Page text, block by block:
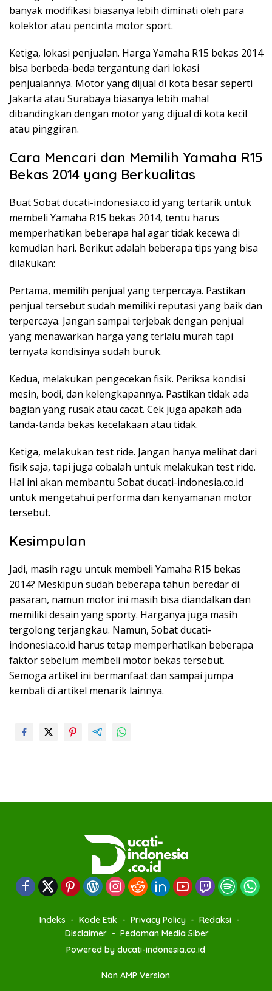
banyak modifikasi biasanya lebih diminati oleh para
kolektor atau pencinta motor sport.
Ketiga, lokasi penjualan. Harga Yamaha R15 bekas 2014
bisa berbeda-beda tergantung dari lokasi
penjualannya. Motor yang dijual di kota besar seperti
Jakarta atau Surabaya biasanya lebih mahal
dibandingkan dengan motor yang dijual di kota kecil
atau pinggiran.
Cara Mencari dan Memilih Yamaha R15
Bekas 2014 yang Berkualitas
Buat Sobat ducati-indonesia.co.id yang tertarik untuk
membeli Yamaha R15 bekas 2014, tentu harus
memperhatikan beberapa hal agar tidak kecewa di
kemudian hari. Berikut adalah beberapa tips yang bisa
dilakukan:
Pertama, memilih penjual yang terpercaya. Pastikan
penjual tersebut sudah memiliki reputasi yang baik dan
terpercaya. Jangan sampai terjebak dengan penjual
yang menawarkan harga yang terlalu murah tapi
ternyata kondisinya sudah buruk.
Kedua, melakukan pengecekan fisik. Periksa kondisi
mesin, bodi, dan kelengkapannya. Pastikan tidak ada
bagian yang rusak atau cacat. Cek juga apakah ada
tanda-tanda bekas kecelakaan atau tidak.
Ketiga, melakukan test ride. Jangan hanya melihat dari
fisik saja, tapi juga cobalah untuk melakukan test ride.
Hal ini akan membantu Sobat ducati-indonesia.co.id
untuk mengetahui performa dan kenyamanan motor
tersebut.
Kesimpulan
Jadi, masih ragu untuk membeli Yamaha R15 bekas
2014? Meskipun sudah beberapa tahun beredar di
pasaran, namun motor ini masih bisa diandalkan dan
memiliki desain yang sporty. Harganya juga masih
tergolong terjangkau. Namun, Sobat ducati-
indonesia.co.id harus tetap memperhatikan beberapa
faktor sebelum membeli motor bekas tersebut.
Semoga artikel ini bermanfaat dan sampai jumpa
kembali di artikel menarik lainnya.
Indeks Kode Etik Privacy Policy
Redaksi
Disclaimer
Pedoman Media Siber
Powered by ducati-indonesia.co.id
Non AMP Version